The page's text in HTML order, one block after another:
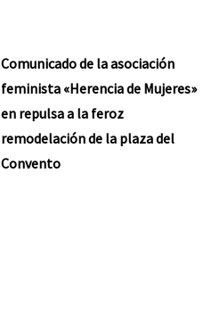
Comunicado de la asociación
feminista «Herencia de Mujeres»
en repulsa a la feroz
remodelación de la plaza del
Convento